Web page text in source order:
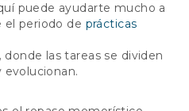
puede ayudarte mucho a
el periodo de prácticas
donde las tareas se dividen
evolucionan.